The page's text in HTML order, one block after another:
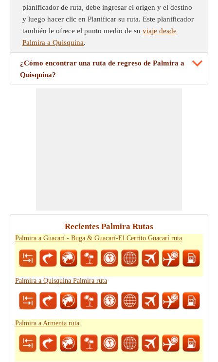
planificador de ruta, debe ingresar el origen y el destino
y luego hacer clic en Planificar su ruta. Este planificador
también le ofrece el punto medio de su viaje desde
Palmira a Quisquina.
¿Cómo encontrar una ruta de regreso de Palmira a
Quisquina?
Recientes Palmira Rutas
Palmira a Guacarí - Buga & Guacarí-El Cerrito Guacarí ruta
Palmira a Quisquina Palmira ruta
Palmira a Armenia ruta